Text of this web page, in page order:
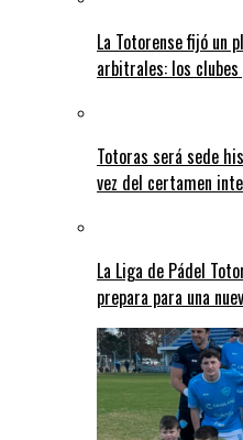
La Totorense fijó un
arbitrales: los
Totoras será sede
vez del certamen
La Liga de Pádel
prepara para una